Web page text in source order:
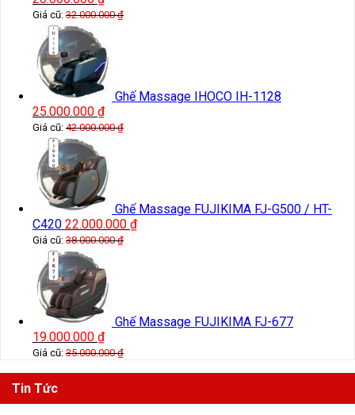
Giá cũ: 32.000.000₫
Ghế Massage IHOCO IH-1128
25.000.000 ₫
Giá cũ: 42.000.000₫
Ghế Massage FUJIKIMA FJ-G500 / HT-
C420 22.000.000 ₫
Giá cũ: 38.000.000₫
Ghế Massage FUJIKIMA FJ-677
19.000.000 ₫
Giá cũ: 35.000.000₫
Tin Tức